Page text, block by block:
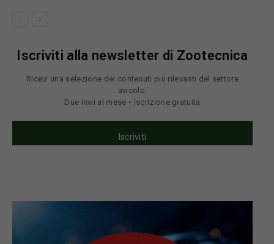
Iscriviti alla newsletter di Zootecnica
Ricevi una selezione dei contenuti più rilevanti del settore
avicolo.
Due invii al mese • Iscrizione gratuita
Iscriviti